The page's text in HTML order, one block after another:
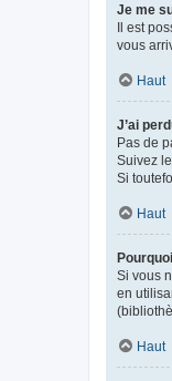
Je me
Il est
vous
Haut
J’ai
Pas de
Suivez
Si
Haut
Si vous
en
Haut